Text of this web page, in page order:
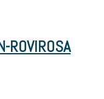
ROVIROSA